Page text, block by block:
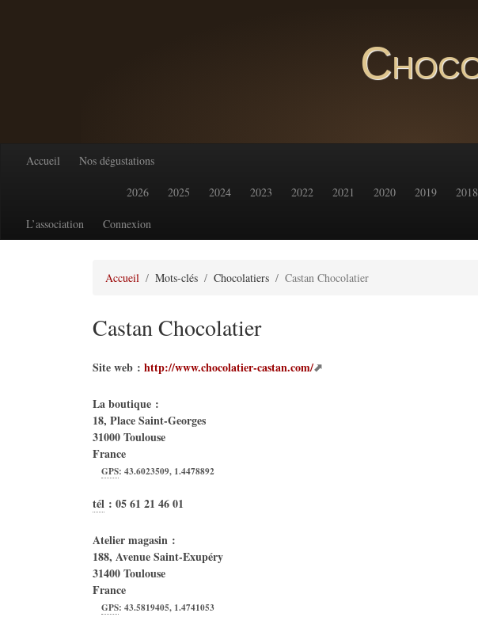
Accueil Nos dégustations
2026 2025 2024 2023 2022 2021 2020 2019 2018
L’association Connexion
Accueil Mots-clés Chocolatiers Castan Chocolatier
Castan Chocolatier
Site web : http://www.chocolatier-castan.com/
La boutique :
18, Place Saint-Georges
31000Toulouse
France
GPS:43.6023509, 1.4478892
tél : 05 61 21 46 01
Atelier magasin :
188, Avenue Saint-Exupéry
31400Toulouse
France
GPS:43.5819405, 1.4741053